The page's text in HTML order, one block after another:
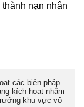
nạn nhân
các biện pháp
kích hoạt nhắm
khu vực vô